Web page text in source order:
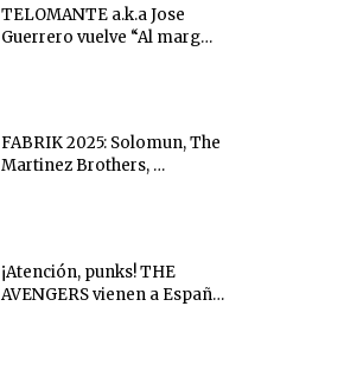
TELOMANTE a.k.a Jose
Guerrero vuelve “Al marg…
FABRIK 2025: Solomun, The
Martinez Brothers, …
¡Atención, punks! THE
AVENGERS vienen a Españ…